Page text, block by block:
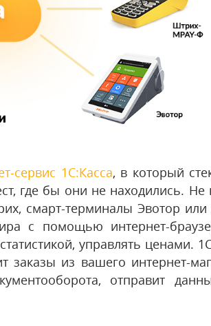
сервис 1С:Касса, в который
где бы они не находились. Не
смарт-терминалы Эвотор или
с помощью интернет-
управлять ценами.
заказы из вашего интернет-
отправит